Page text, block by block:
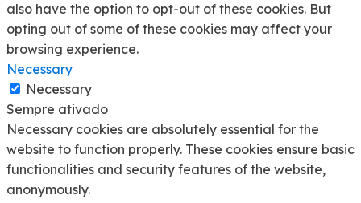
also have the option to opt-out of these cookies. But
opting out of some of these cookies may affect your
browsing experience.
Necessary
Necessary
Sempre ativado
Necessary cookies are absolutely essential for the
website to function properly. These cookies ensure basic
functionalities and security features of the website,
anonymously.